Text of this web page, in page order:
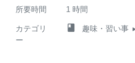
所要時間 1 時間
カテゴリ
ー
class 趣味・習い事